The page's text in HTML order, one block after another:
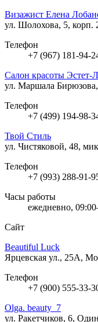
Визажист Елена
ул. Шолохова, 5, корп.
Телефон
+7 (967) 181-94-
Салон красоты Эстет-
ул. Маршала
Телефон
+7 (499) 194-98-
Твой Стиль
ул. Чистяковой, 48,
Телефон
+7 (993) 288-91-
Часы работы
ежедневно,
Сайт
Beautiful Luck
Ярцевская ул., 25А,
Телефон
+7 (900) 555-33-
Olga. beauty_7
ул. Ракетчиков, 6,